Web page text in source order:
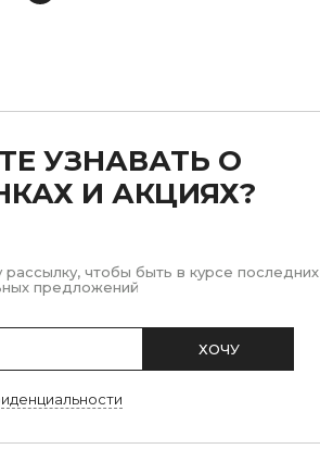
УЗНАВАТЬ О
И АКЦИЯХ?
чтобы быть в курсе последних
предложений
ХОЧУ